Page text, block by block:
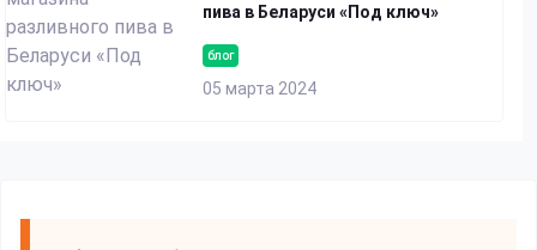
блог
05 марта 2024
пива в Беларуси «Под ключ»